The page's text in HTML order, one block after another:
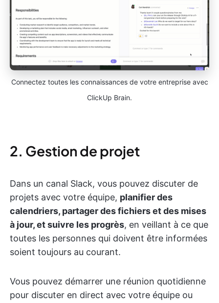
Connectez toutes les connaissances de votre entreprise avec
ClickUp Brain.
2. Gestion de projet
Dans un canal Slack, vous pouvez discuter de
projets avec votre équipe, planifier des
calendriers, partager des fichiers et des mises
à jour, et suivre les progrès, en veillant à ce que
toutes les personnes qui doivent être informées
soient toujours au courant.
Vous pouvez démarrer une réunion quotidienne
pour discuter en direct avec votre équipe ou